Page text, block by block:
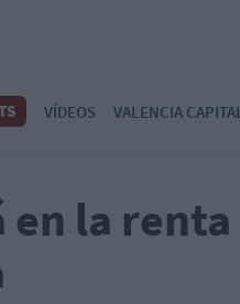
VÍDEOS VALENCIA CAPITAL
en la renta